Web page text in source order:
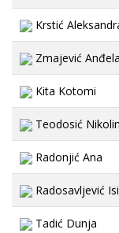
Krstić
Zmajević Anđela
Kita Kotomi
Teodosić
Radonjić Ana
Radosavljević
Tadić Dunja